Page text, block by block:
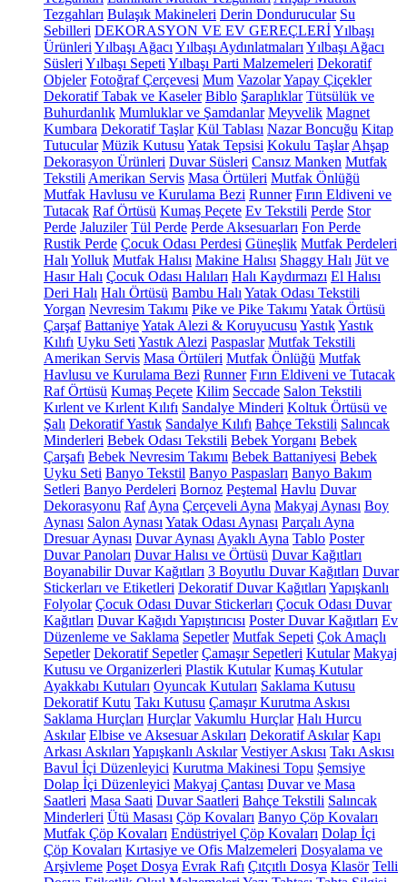
Tezgahları Bulaşık Makineleri Derin Dondurucular Su
Sebilleri DEKORASYON VE EV GEREÇLERİYılbaşı
Ürünleri Yılbaşı Ağacı Yılbaşı Aydınlatmaları Yılbaşı Ağacı
Süsleri Yılbaşı Sepeti Yılbaşı Parti Malzemeleri Dekoratif
Objeler Fotoğraf Çerçevesi Mum VazolarYapay Çiçekler
Dekoratif Tabak ve Kaseler Biblo Şaraplıklar Tütsülük ve
Buhurdanlık Mumluklar ve Şamdanlar Meyvelik Magnet
Kumbara Dekoratif Taşlar Kül Tablası Nazar Boncuğu Kitap
Tutucular Müzik Kutusu Yatak Tepsisi Kokulu Taşlar Ahşap
Dekorasyon Ürünleri Duvar Süsleri Cansız Manken Mutfak
Tekstili Amerikan Servis Masa Örtüleri Mutfak Önlüğü
Mutfak Havlusu ve Kurulama Bezi Runner Fırın Eldiveni ve
Tutacak Raf Örtüsü Kumaş Peçete Ev Tekstili Perde Stor
Perde Jaluziler Tül Perde Perde Aksesuarları Fon Perde
Rustik Perde Çocuk Odası Perdesi Güneşlik Mutfak Perdeleri
Halı Yolluk Mutfak Halısı Makine Halısı Shaggy Halı Jüt ve
Hasır Halı Çocuk Odası Halıları Halı Kaydırmazı El Halısı
Deri Halı Halı Örtüsü Bambu Halı Yatak Odası Tekstili
Yorgan Nevresim Takımı Pike ve Pike Takımı Yatak Örtüsü
Çarşaf BattaniyeYatak Alezi & Koruyucusu YastıkYastık
Kılıfı Uyku Seti Yastık Alezi Paspaslar Mutfak Tekstili
Amerikan Servis Masa Örtüleri Mutfak Önlüğü Mutfak
Havlusu ve Kurulama Bezi Runner Fırın Eldiveni ve Tutacak
Raf Örtüsü Kumaş Peçete Kilim Seccade Salon Tekstili
Kırlent ve Kırlent Kılıfı Sandalye Minderi Koltuk Örtüsü ve
Şalı Dekoratif Yastık Sandalye Kılıfı Bahçe Tekstili Salıncak
Minderleri Bebek Odası Tekstili Bebek Yorganı Bebek
Çarşafı Bebek Nevresim Takımı Bebek Battaniyesi Bebek
Uyku Seti Banyo Tekstil Banyo Paspasları Banyo Bakım
Setleri Banyo Perdeleri Bornoz Peştemal Havlu Duvar
Dekorasyonu Raf Ayna Çerçeveli Ayna Makyaj Aynası Boy
Aynası Salon Aynası Yatak Odası Aynası Parçalı Ayna
Dresuar Aynası Duvar Aynası Ayaklı Ayna Tablo Poster
Duvar Panoları Duvar Halısı ve Örtüsü Duvar Kağıtları
Boyanabilir Duvar Kağıtları 3 Boyutlu Duvar Kağıtları Duvar
Stickerları ve Etiketleri Dekoratif Duvar Kağıtları Yapışkanlı
Folyolar Çocuk Odası Duvar Stickerları Çocuk Odası Duvar
Kağıtları Duvar Kağıdı Yapıştırıcısı Poster Duvar Kağıtları Ev
Düzenleme ve Saklama Sepetler Mutfak Sepeti Çok Amaçlı
Sepetler Dekoratif Sepetler Çamaşır Sepetleri Kutular Makyaj
Kutusu ve Organizerleri Plastik Kutular Kumaş Kutular
Ayakkabı Kutuları Oyuncak Kutuları Saklama Kutusu
Dekoratif Kutu Takı Kutusu Çamaşır Kurutma Askısı
Saklama Hurçları Hurçlar Vakumlu Hurçlar Halı Hurcu
Askılar Elbise ve Aksesuar Askıları Dekoratif Askılar Kapı
Arkası Askıları Yapışkanlı Askılar Vestiyer Askısı Takı Askısı
Bavul İçi Düzenleyici Kurutma Makinesi Topu Şemsiye
Dolap İçi Düzenleyici Makyaj Çantası Duvar ve Masa
Saatleri Masa Saati Duvar Saatleri Bahçe Tekstili Salıncak
Minderleri Ütü Masası Çöp Kovaları Banyo Çöp Kovaları
Mutfak Çöp Kovaları Endüstriyel Çöp Kovaları Dolap İçi
Çöp Kovaları Kırtasiye ve Ofis Malzemeleri Dosyalama ve
Arşivleme Poşet Dosya Evrak Rafı Çıtçıtlı Dosya Klasör Telli